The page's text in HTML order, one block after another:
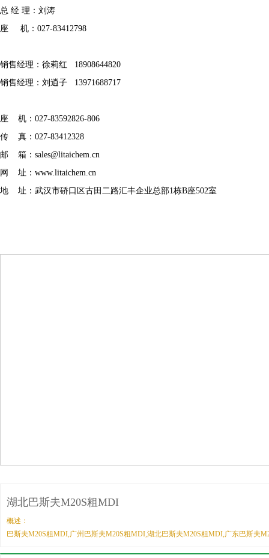
总 经 理：刘涛
座 机：027-83412798
销售经理：徐莉红 18908644820
销售经理：刘逍子 13971688717
座 机：027-83592826-806
传 真：027-83412328
邮 箱： sales@litaichem.cn
网 址： www.litaichem.cn
地 址：武汉市硚口区古田二路汇丰企业总部1栋B座502室
湖北巴斯夫M20S粗MDI
概述：
巴斯夫M20S粗MDI,广州巴斯夫M20S粗MDI,湖北巴斯夫M20S粗MDI,广东巴斯夫